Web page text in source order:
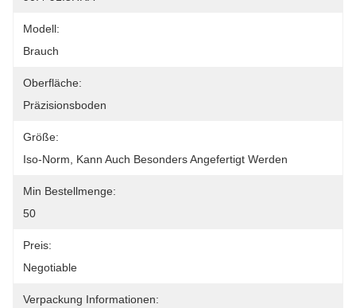
Modell:
Brauch
Oberfläche:
Präzisionsboden
Größe:
Iso-Norm, Kann Auch Besonders Angefertigt Werden
Min Bestellmenge:
50
Preis:
Negotiable
Verpackung Informationen: